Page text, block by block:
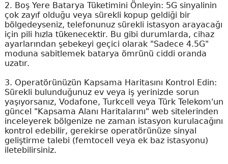
2. Boş Yere Batarya Tüketimini Önleyin: 5G sinyalinin
çok zayıf olduğu veya sürekli kopup geldiği bir
bölgedeyseniz, telefonunuz sürekli istasyon arayacağı
için pili hızla tükenecektir. Bu gibi durumlarda, cihaz
ayarlarından şebekeyi geçici olarak "Sadece 4.5G"
moduna sabitlemek batarya ömrünü ciddi oranda
uzatır.
3. Operatörünüzün Kapsama Haritasını Kontrol Edin:
Sürekli bulunduğunuz ev veya iş yerinizde sorun
yaşıyorsanız, Vodafone, Turkcell veya Türk Telekom'un
güncel "Kapsama Alanı Haritalarını" web sitelerinden
inceleyerek bölgenize ne zaman istasyon kurulacağını
kontrol edebilir, gerekirse operatörünüze sinyal
geliştirme talebi (femtocell veya ek baz istasyonu)
iletebilirsiniz.